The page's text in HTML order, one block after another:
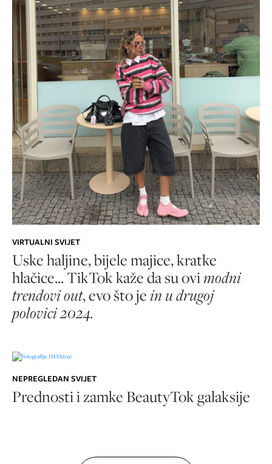
VIRTUALNI SVIJET
Uske haljine, bijele majice, kratke
hlačice... TikTok kaže da su ovimodni
trendovi out, evo što jein u drugoj
polovici 2024.
NEPREGLEDAN SVIJET
Prednosti i zamke BeautyTok galaksije